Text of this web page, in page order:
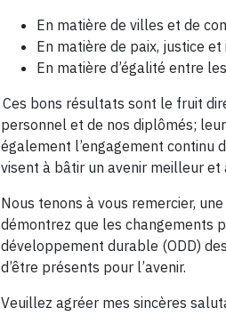
En matière de villes et de
En matière de paix, justice
En matière d’égalité entre
Ces bons résultats sont le fruit
personnel et de nos diplômés;
également l’engagement continu
visent à bâtir un avenir meilleur
Nous tenons à vous remercier,
démontrez que les changements
développement durable (ODD)
d’être présents pour l’avenir.
Veuillez agréer mes sincères